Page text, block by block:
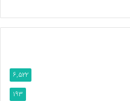
6,522
193